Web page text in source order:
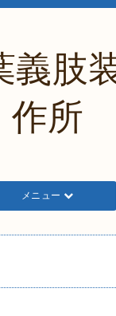
義肢
作所
メニュー